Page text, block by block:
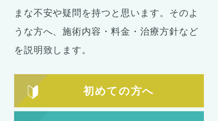
まな不安や疑問を持つと思います。そのよ
うな方へ、施術内容・料金・治療方針など
を説明致します。
初めての方へ